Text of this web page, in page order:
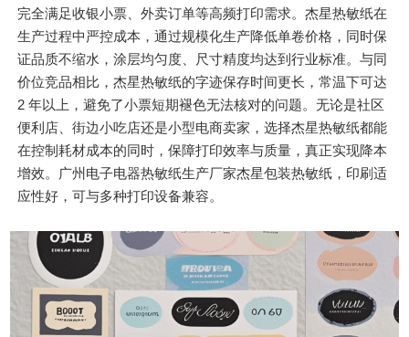
完全满足收银小票、外卖订单等高频打印需求。杰星热敏纸在
生产过程中严控成本，通过规模化生产降低单卷价格，同时保
证品质不缩水，涂层均匀度、尺寸精度均达到行业标准。与同
价位竞品相比，杰星热敏纸的字迹保存时间更长，常温下可达
2 年以上，避免了小票短期褪色无法核对的问题。无论是社区
便利店、街边小吃店还是小型电商卖家，选择杰星热敏纸都能
在控制耗材成本的同时，保障打印效率与质量，真正实现降本
增效。广州电子电器热敏纸生产厂家杰星包装热敏纸，印刷适
应性好，可与多种打印设备兼容。